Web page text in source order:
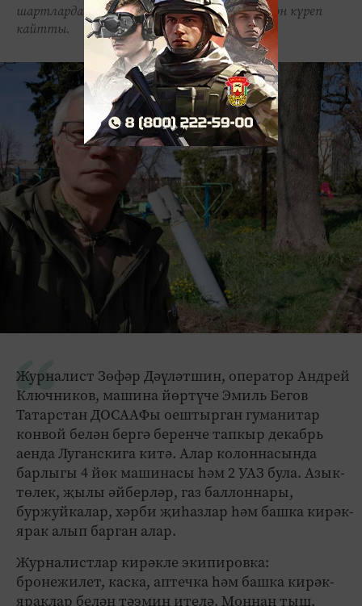
шартларда хезмәт итүләрен үз күзләре белән күреп
кайтты.
Журналист Зөфәр Дәүләтшин, оператор Андрей
Ключников, машина йөртүче Эмиль Бегов
Татарстан ДОСААФы оештырган гуманитар
конвой белән бергә беренче тапкыр декабрь
аенда Луганскига китә. Алар колоннасында
барлыгы 4 йөк машинасы һәм 2 УАЗ була. Азык-
төлек, җылы әйберләр, газ баллоннары,
буржуйкалар, хәрби җиһазлар һәм башка кирәк-
ярак алып барган алар.
Журналистлар кирәкле экипировка:
бронежилет, каска, аптечка һәм башка кирәк-
яраклар белән тәэмин ителә. Моннан тыш,